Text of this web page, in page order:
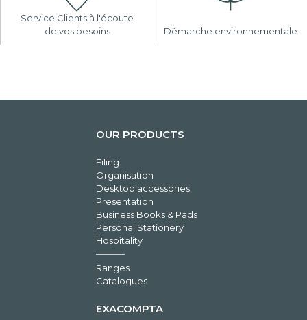
Service Clients à l'écoute
de vos besoins
Démarche environnementale
OUR PRODUCTS
Filing
Organisation
Desktop accessories
Presentation
Business Books & Pads
Personal Stationery
Hospitality
Ranges
Catalogues
EXACOMPTA